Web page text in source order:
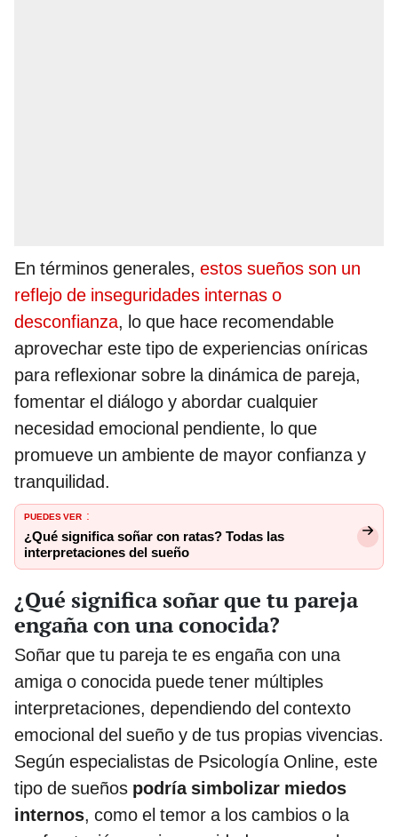
En términos generales, estos sueños son un
reflejo de inseguridades internas o
desconfianza, lo que hace recomendable
aprovechar este tipo de experiencias oníricas
para reflexionar sobre la dinámica de pareja,
fomentar el diálogo y abordar cualquier
necesidad emocional pendiente, lo que
promueve un ambiente de mayor confianza y
tranquilidad.
PUEDES VER :
¿Qué significa soñar con ratas? Todas las
interpretaciones del sueño
¿Qué significa soñar que tu pareja
engaña con una conocida?
Soñar que tu pareja te es engaña con una
amiga o conocida puede tener múltiples
interpretaciones, dependiendo del contexto
emocional del sueño y de tus propias vivencias.
Según especialistas de Psicología Online, este
tipo de sueños podría simbolizar miedos
internos, como el temor a los cambios o la